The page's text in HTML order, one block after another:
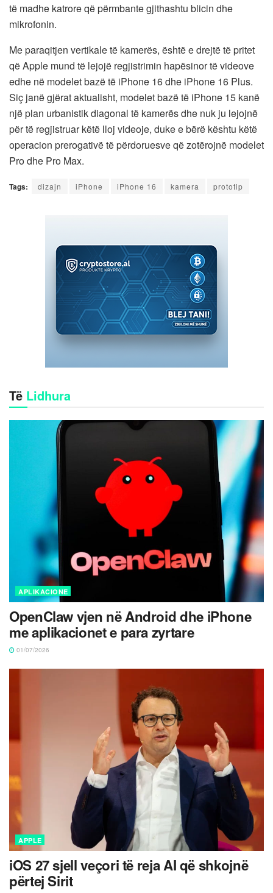
të madhe katrore që përmbante gjithashtu blicin dhe
mikrofonin.
Me paraqitjen vertikale të kamerës, është e drejtë të pritet
që Apple mund të lejojë regjistrimin hapësinor të videove
edhe në modelet bazë të iPhone 16‌ dhe iPhone 16‌ Plus.
Siç janë gjërat aktualisht, modelet bazë të iPhone 15 kanë
një plan urbanistik diagonal të kamerës dhe nuk ju lejojnë
për të regjistruar këtë lloj videoje, duke e bërë kështu këtë
operacion prerogativë të përdoruesve që zotërojnë modelet
Pro dhe Pro Max.
Tags: dizajn iPhone iPhone 16 kamera prototip
Të Lidhura
APLIKACIONE
OpenClaw vjen në Android dhe iPhone
me aplikacionet e para zyrtare
01/07/2026
APPLE
iOS 27 sjell veçori të reja AI që shkojnë
përtej Sirit